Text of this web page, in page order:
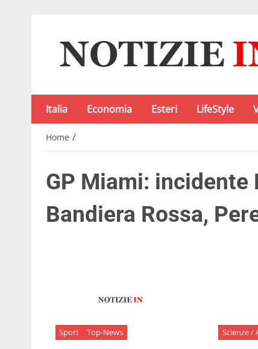
Italia Economia Esteri LifeStyle
Home /
GP Miami: incidente
Bandiera Rossa,
Sport Top-News Scienze /